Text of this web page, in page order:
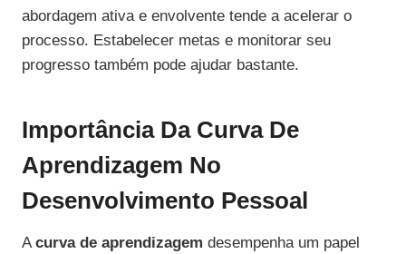
abordagem ativa e envolvente tende a acelerar o
processo. Estabelecer metas e monitorar seu
progresso também pode ajudar bastante.
Importância Da Curva De
Aprendizagem No
Desenvolvimento Pessoal
Acurva de aprendizagem desempenha um papel